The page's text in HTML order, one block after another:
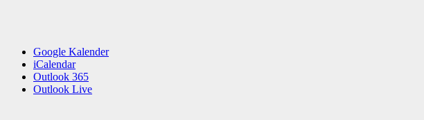
Google Kalender
iCalendar
Outlook 365
Outlook Live